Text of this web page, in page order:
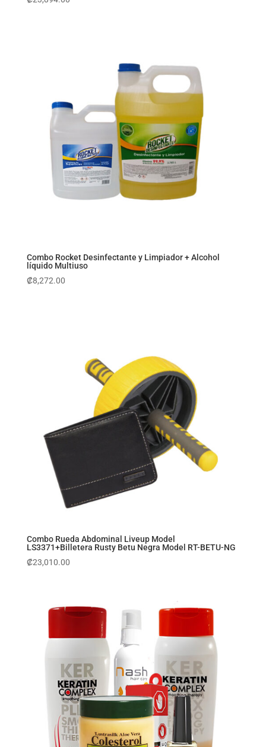
Combo Rocket Desinfectante y Limpiador + Alcohol
líquido Multiuso
₡8,272.00
Combo Rueda Abdominal Liveup Model
LS3371+Billetera Rusty Betu Negra Model RT-BETU-NG
₡23,010.00